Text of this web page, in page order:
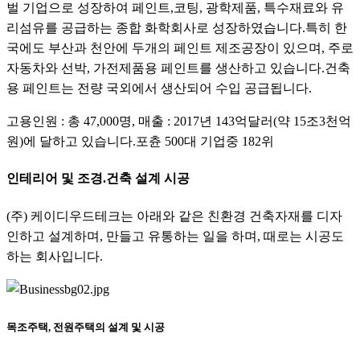
벌 기업으로 성장하여 페인트,코팅, 광학제품, 특수재료와 유
리섬유를 공급하는 종합 화학회사로 성장하였습니다.특히 한
국에도 부산과 천안에 두개의 페인트 제조공장이 있으며, 주로
자동차와 선박, 가전제품용 페인트를 생산하고 있습니다.건축
용 페인트는 전량 국외에서 생산되어 수입 공급됩니다.
고용인원 : 총 47,000명, 매출 : 2017년 143억달러(약 15조3천억
원)에 달하고 있습니다.포츈 500대 기업중 182위
인테리어 및 조경.건축 설계 시공
(주) 케이디우드테크는 아래와 같은 친환경 건축자재를 디자
인하고 설계하며, 만들고 유통하는 일을 하며, 때로는 시공도
하는 회사입니다.
목조주택, 전원주택의 설계 및 시공